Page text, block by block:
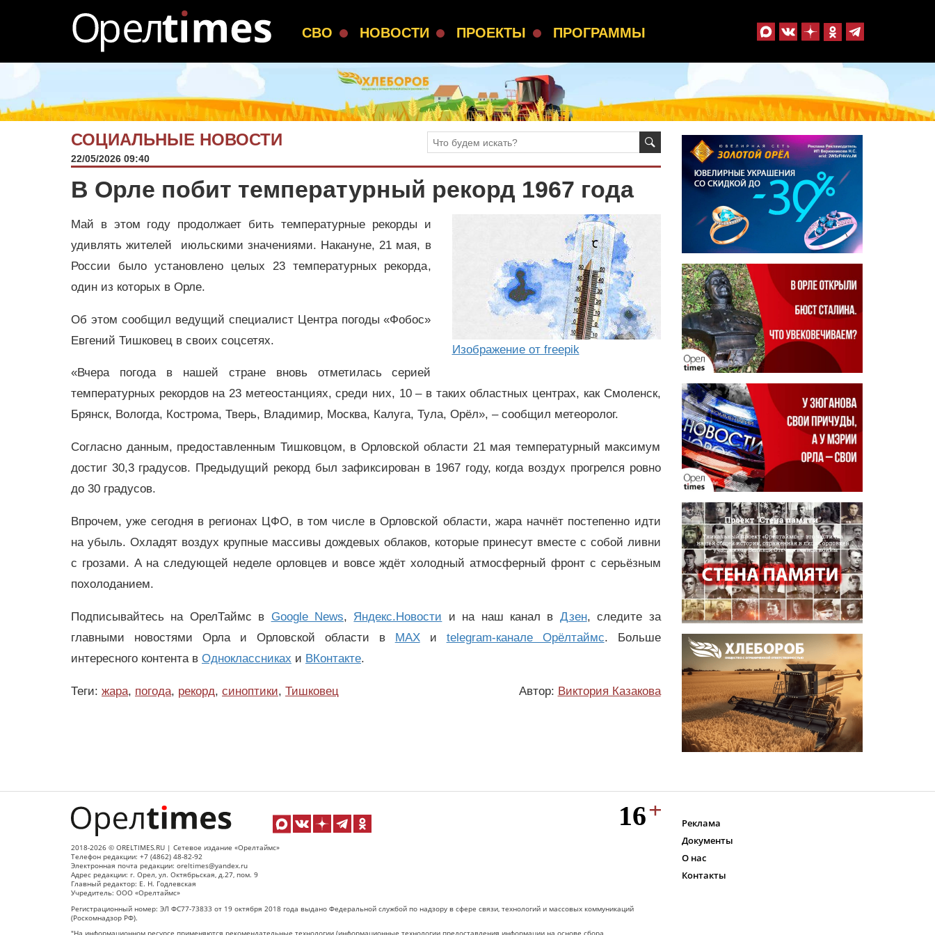
СВО НОВОСТИ ПРОЕКТЫ ПРОГРАММЫ
СОЦИАЛЬНЫЕ НОВОСТИ
22/05/2026 09:40
В Орле побит температурный рекорд 1967 года
Изображение от freepik
Май в этом году продолжает бить температурные рекорды и
удивлять жителей июльскими значениями. Накануне, 21 мая, в
России было установлено целых 23 температурных рекорда,
один из которых в Орле.
Об этом сообщил ведущий специалист Центра погоды «Фобос»
Евгений Тишковец в своих соцсетях.
«Вчера погода в нашей стране вновь отметилась серией
температурных рекордов на 23 метеостанциях, среди них, 10 – в таких областных центрах, как Смоленск,
Брянск, Вологда, Кострома, Тверь, Владимир, Москва, Калуга, Тула, Орёл», – сообщил метеоролог.
Согласно данным, предоставленным Тишковцом, в Орловской области 21 мая температурный максимум
достиг 30,3 градусов. Предыдущий рекорд был зафиксирован в 1967 году, когда воздух прогрелся ровно
до 30 градусов.
Впрочем, уже сегодня в регионах ЦФО, в том числе в Орловской области, жара начнёт постепенно идти
на убыль. Охладят воздух крупные массивы дождевых облаков, которые принесут вместе с собой ливни
с грозами. А на следующей неделе орловцев и вовсе ждёт холодный атмосферный фронт с серьёзным
похолоданием.
Подписывайтесь на ОрелТаймс в Google News, Яндекс.Новости и на наш канал в Дзен, следите за
главными новостями Орла и Орловской области в MAXи telegram-канале Орёлтаймс. Больше
интересного контента в Одноклассниках и ВКонтакте.
Теги: жара, погода, рекорд, синоптики, Тишковец Автор: Виктория Казакова
2018-2026 © ORELTIMES.RU | Сетевое издание «Орелтаймс»
Телефон редакции: +7 (4862) 48-82-92
Электронная почта редакции: oreltimes@yandex.ru
Адрес редакции: г. Орел, ул. Октябрьская, д.27, пом. 9
Главный редактор: Е. Н. Годлевская
Учредитель: ООО «Орелтаймс»
Регистрационный номер: ЭЛ ФС77-73833 от 19 октября 2018 года выдано Федеральной службой по надзору в сфере связи, технологий и массовых коммуникаций
(Роскомнадзор РФ).
Реклама
Документы
О нас
Контакты